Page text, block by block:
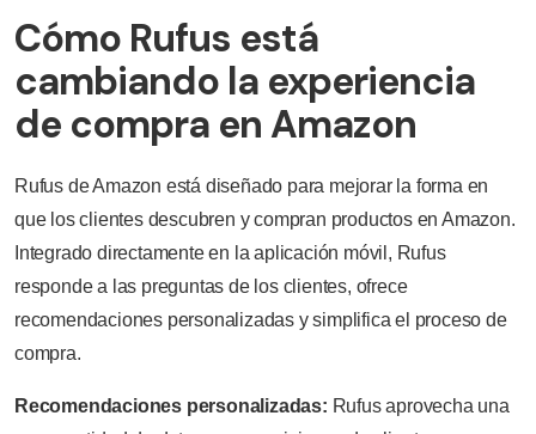
Cómo Rufus está
cambiando la experiencia
de compra en Amazon
Rufus de Amazon está diseñado para mejorar la forma en
que los clientes descubren y compran productos en Amazon.
Integrado directamente en la aplicación móvil, Rufus
responde a las preguntas de los clientes, ofrece
recomendaciones personalizadas y simplifica el proceso de
compra.
Recomendaciones personalizadas: Rufus aprovecha una